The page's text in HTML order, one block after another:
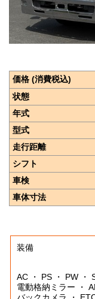
価格 (消費税込)
状態
年式
型式
走行距離
シフト
車検
車体寸法
装備
AC ・ PS ・ PW ・
電動格納ミラー ・
バックカメラ ・